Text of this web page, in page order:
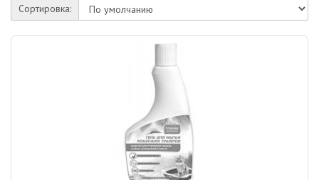
Сортировка: